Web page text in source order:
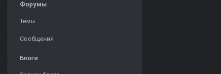
Форумы
Темы
Сообщения
Блоги